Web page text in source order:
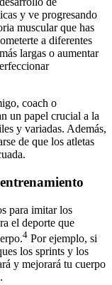
y ve progresando
muscular que has
a diferentes
largas o aumentar
coach o
un papel crucial a la
y variadas. Además,
de que los atletas
para imitar los
el deporte que
4 Por ejemplo, si
los sprints y los
y mejorará tu cuerpo